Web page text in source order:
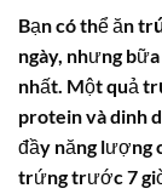
Bạn có thể ăn
ngày, nhưng
nhất. Một quả
proteinvàdinh
đầy năng lượng
trứng trước 7